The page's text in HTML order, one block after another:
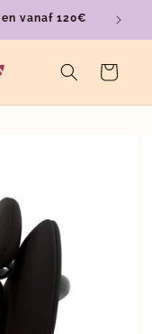
vanaf 120€
Winkelwagen